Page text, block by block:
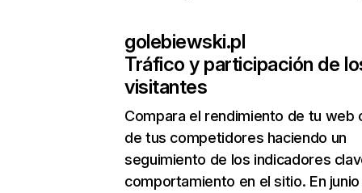
golebiewski.pl
Tráfico y participación de
visitantes
Compara el rendimiento de tu web
de tus competidores haciendo un
seguimiento de los indicadores
comportamiento en el sitio. En junio